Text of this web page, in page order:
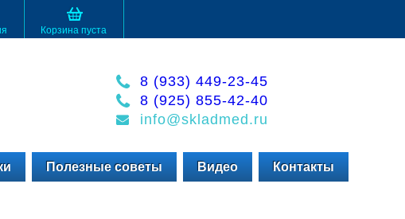
Корзина пуста
8 (933) 449-23-45
8 (925) 855-42-40
info@skladmed.ru
Полезные советы Видео Контакты